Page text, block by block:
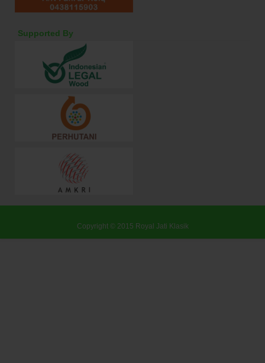
Supported By
Copyright © 2015 Royal Jati Klasik